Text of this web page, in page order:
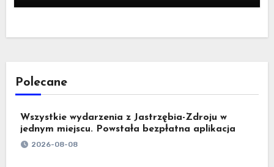
Polecane
Wszystkie wydarzenia z Jastrzębia-Zdroju w
jednym miejscu. Powstała bezpłatna aplikacja
2026-08-08